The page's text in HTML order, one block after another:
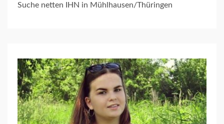
Suche netten IHN in Mühlhausen/Thüringen